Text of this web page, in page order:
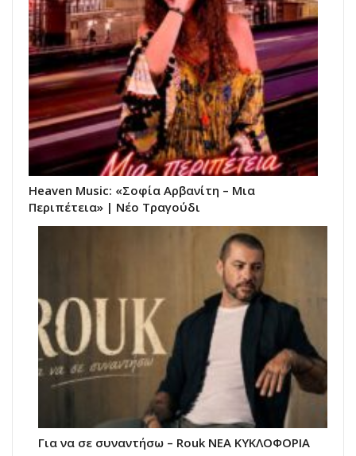
Heaven Music: «Σοφία Αρβανίτη – Μια
Περιπέτεια» | Νέο Τραγούδι
Για να σε συναντήσω – Rouk ΝΕΑ ΚΥΚΛΟΦΟΡΙΑ